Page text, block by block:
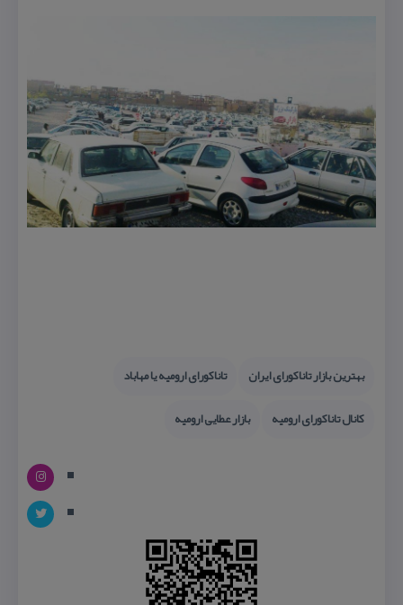
بهترین بازار تاناكورای ایران
تاناكورای ارومیه یا مهاباد
كانال تاناكورای ارومیه
بازار عطایی ارومیه